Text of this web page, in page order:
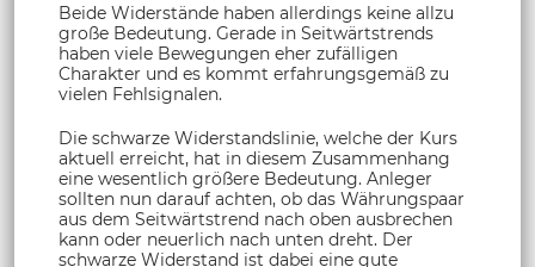
Beide Widerstände haben allerdings keine allzu
große Bedeutung. Gerade in Seitwärtstrends
haben viele Bewegungen eher zufälligen
Charakter und es kommt erfahrungsgemäß zu
vielen Fehlsignalen.
Die schwarze Widerstandslinie, welche der Kurs
aktuell erreicht, hat in diesem Zusammenhang
eine wesentlich größere Bedeutung. Anleger
sollten nun darauf achten, ob das Währungspaar
aus dem Seitwärtstrend nach oben ausbrechen
kann oder neuerlich nach unten dreht. Der
schwarze Widerstand ist dabei eine gute